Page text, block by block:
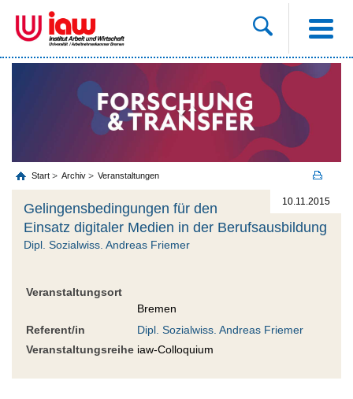
Start Archiv Veranstaltungen
10.11.2015
Gelingensbedingungen für den
Einsatz digitaler Medien in der Berufsausbildung
Dipl. Sozialwiss. Andreas Friemer
Veranstaltungsort
Bremen
Referent/in
Dipl. Sozialwiss. Andreas Friemer
Veranstaltungsreihe iaw-Colloquium